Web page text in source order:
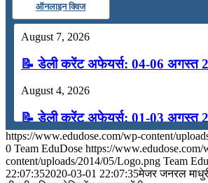
मॉक टेस्ट
Menu Menu
ऑनलाइन क्विज
August 7, 2026
📝 डेली करेंट अफेयर्स: 04-06 अगस्त
August 4, 2026
📝 डेली करेंट अफेयर्स: 01-03 अगस्त
July 31, 2026
📝 डेली करेंट अफेयर्स: 28-31 जुलाई
https://www.edudose.com/wp-content/
0 Team EduDose https://www.edudose.com/
content/uploads/2014/05/Logo.png Team
22:07:352020-03-01 22:07:35मेजर जनरल